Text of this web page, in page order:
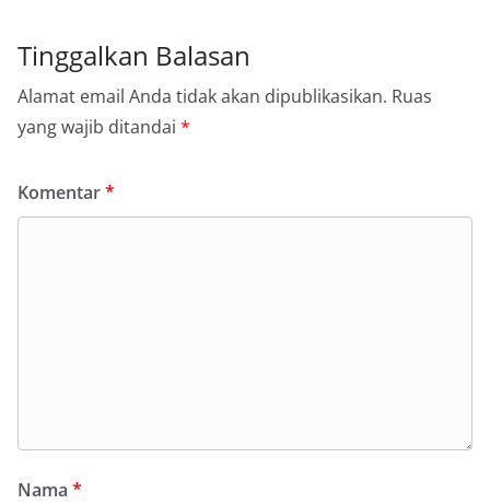
Tinggalkan Balasan
Alamat email Anda tidak akan dipublikasikan. Ruas
yang wajib ditandai *
Komentar*
Nama *